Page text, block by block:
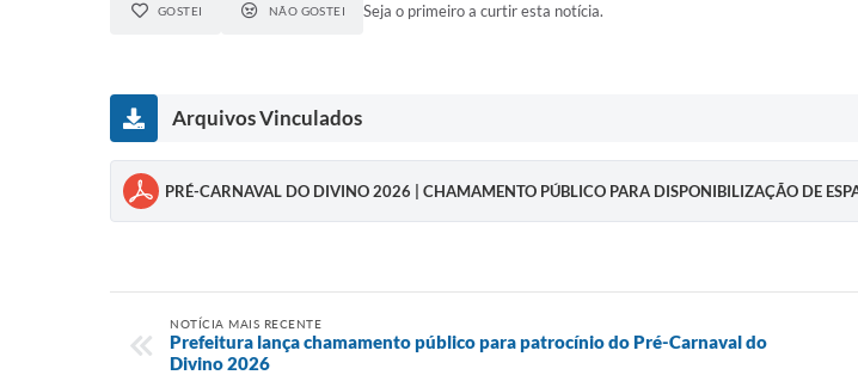
GOSTEI NÃO GOSTEI Seja o primeiro a curtir esta notícia.
Arquivos Vinculados
PRÉ-CARNAVAL DO DIVINO 2026 | CHAMAMENTO PÚBLICO PARA DISPONIBILIZAÇÃO DE
NOTÍCIA MAIS RECENTE
Prefeitura lança chamamento público para patrocínio do Pré-Carnaval do
Divino 2026